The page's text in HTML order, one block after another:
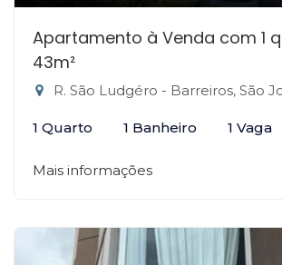
Apartamento à Venda com 1
43m²
R. São Ludgéro - Barreiros, São
1 Quarto 1 Banheiro 1 Vaga
Mais informações